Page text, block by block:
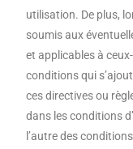
utilisation. De plus,
soumis aux
et applicables à
conditions qui
ces directives ou
dans les conditions
l’autre des